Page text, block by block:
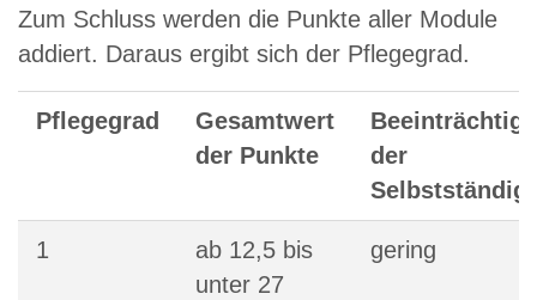
Zum Schluss werden die Punkte aller Module
addiert. Daraus ergibt sich der Pflegegrad.
Pflegegrad
Gesamtwert
der Punkte
der
1
ab 12,5 bis
unter 27
gering